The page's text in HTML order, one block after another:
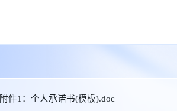
附件1：个人承诺书(模板).doc